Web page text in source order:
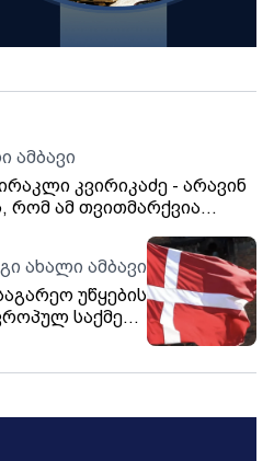
ამბავი
კვირიკაძე - არავინ
რომ ამ თვითმარქვია
ნაბიჯ-ნაბიჯ მივყვეთ და
ის, რასაც ვაკეთებთ
ახალი ამბავი
უწყების
საქმეთა